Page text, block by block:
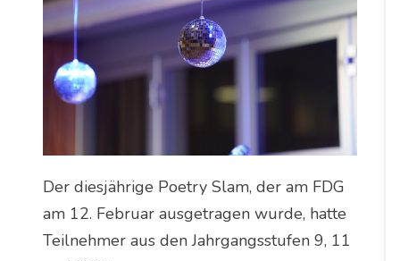
Der diesjährige Poetry Slam, der am FDG
am 12. Februar ausgetragen wurde, hatte
Teilnehmer aus den Jahrgangsstufen 9, 11